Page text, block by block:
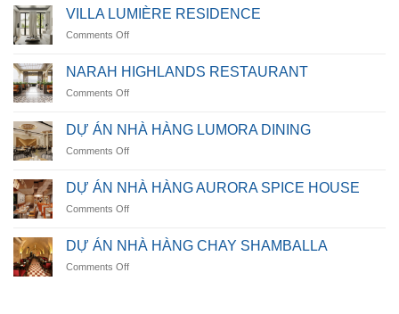
HÀNG
OCEANICA
VILLA LUMIÈRE RESIDENCE
Comments Offon
LUMIÈRE
RESIDENCE
NARAH HIGHLANDS RESTAURANT
Comments Offon
HIGHLANDS
RESTAURANT
DỰ ÁN NHÀ HÀNG LUMORA DINING
Comments Offon
ÁN
NHÀ
HÀNG
DINING
DỰ ÁN NHÀ HÀNG AURORA SPICE HOUSE
Comments Offon
ÁN
NHÀ
HÀNG
DỰ ÁN NHÀ HÀNG CHAY SHAMBALLA
Comments Offon